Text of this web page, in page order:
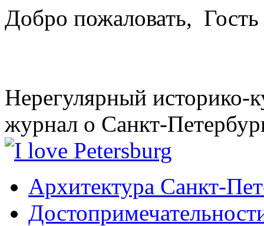
Добро пожаловать, Гость
Нерегулярный историко-
журнал о Санкт-
Архитектура Санкт-